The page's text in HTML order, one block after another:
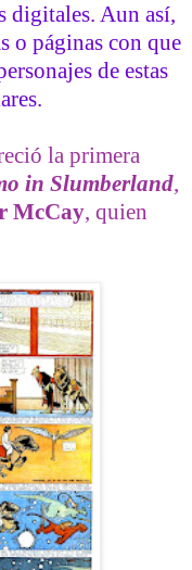
digitales. Aun así,
o páginas con que
de estas
la primera
in Slumberland,
McCay, quien